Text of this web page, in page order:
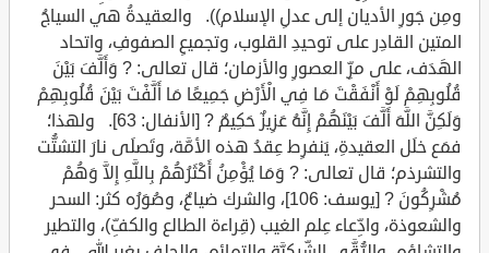
ومِن جَورِ الأديان إلى عدلِ الإسلام)). والعقيدةُ هي السياجُ
المتين القادِر على توحيدِ القلوب، وتجميعِ الصفوفِ، واتحاد
الهَدَف، على مرِّ العصورِ والأزمان؛ قال تعالى: ? وَأَلَّفَ بَيْنَ
قُلُوبِهِمْ لَوْ أَنْفَقْتَ مَا فِي الْأَرْضِ جَمِيعًا مَا أَلَّفْتَ بَيْنَ قُلُوبِهِمْ
وَلَكِنَّ اللَّهَ أَلَّفَ بَيْنَهُمْ إِنَّهُ عَزِيزٌ حَكِيمٌ ? [الأنفال: 63]. ولهذا؛
فمَع خلَل العقيدةِ، يَنفرِط عِقدُ هذه الأمَّة، وتَصلَى نارَ التشتُّت
والتشرذم؛ قال تعالى: ? وَمَا يُؤْمِنُ أَكْثَرُهُمْ بِاللَّهِ إِلاَّ وَهُمْ
مُشْرِكُونَ ? [يوسف: 106]، والشرك ضياعٌ، وصُوَرُه كثر: السحر
والشعوذة، وادِّعاء عِلم الغيب (قِراءة الطالع والكفِّ)، والتطير